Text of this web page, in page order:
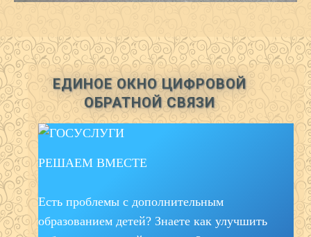
ЕДИНОЕ ОКНО ЦИФРОВОЙ
ОБРАТНОЙ СВЯЗИ
РЕШАЕМ ВМЕСТЕ
Есть проблемы с дополнительным
образованием детей? Знаете как улучшить